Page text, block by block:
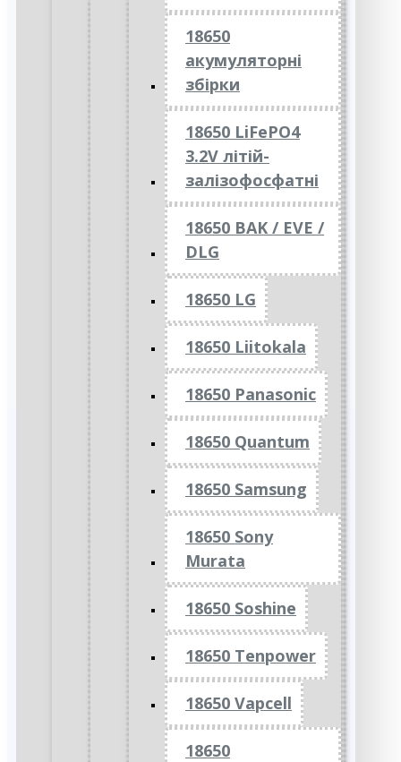
18650
акумуляторні
збірки
18650 LiFePO4
3.2V літій-
залізофосфатні
18650 BAK / EVE /
DLG
18650 LG
18650 Liitokala
18650 Panasonic
18650 Quantum
18650 Samsung
18650 Sony
Murata
18650 Soshine
18650 Tenpower
18650 Vapcell
18650